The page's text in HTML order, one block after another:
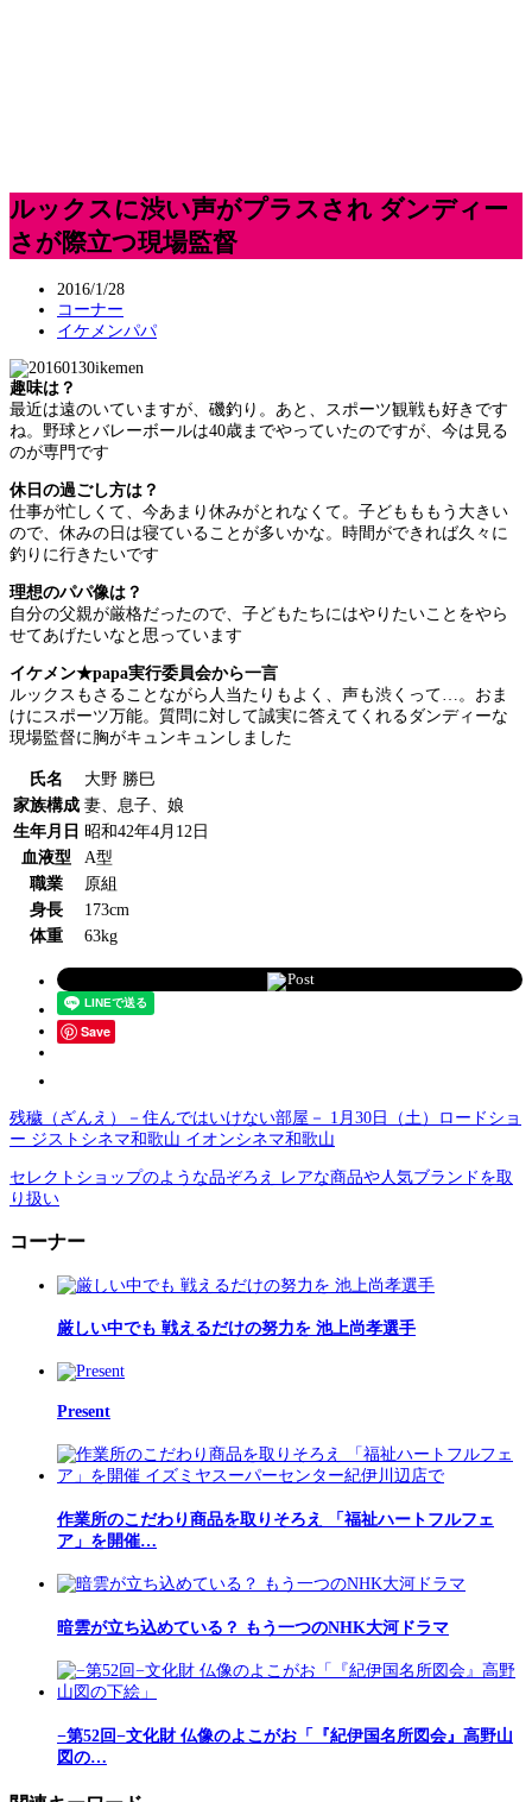
ルックスに渋い声がプラスされ ダンディー
さが際立つ現場監督
2016/1/28
コーナー
イケメンパパ
趣味は？
最近は遠のいていますが、磯釣り。あと、スポーツ観戦も好きです
ね。野球とバレーボールは40歳までやっていたのですが、今は見る
のが専門です
休日の過ごし方は？
仕事が忙しくて、今あまり休みがとれなくて。子どもももう大きい
ので、休みの日は寝ていることが多いかな。時間ができれば久々に
釣りに行きたいです
理想のパパ像は？
自分の父親が厳格だったので、子どもたちにはやりたいことをやら
せてあげたいなと思っています
イケメン★papa実行委員会から一言
ルックスもさることながら人当たりもよく、声も渋くって…。おま
けにスポーツ万能。質問に対して誠実に答えてくれるダンディーな
現場監督に胸がキュンキュンしました
氏名
大野 勝巳
家族構成 妻、息子、娘
生年月日 昭和42年4月12日
血液型
A型
職業
原組
身長
173cm
体重
63kg
Post
Save
残穢（ざんえ）－住んではいけない部屋－ 1月30日（土）ロードショ
ー ジストシネマ和歌山 イオンシネマ和歌山
セレクトショップのような品ぞろえ レアな商品や人気ブランドを取
り扱い
コーナー
厳しい中でも 戦えるだけの努力を 池上尚孝選手
Present
作業所のこだわり商品を取りそろえ 「福祉ハートフルフェ
ア」を開催…
暗雲が立ち込めている？ もう一つのNHK大河ドラマ
−第52回−文化財 仏像のよこがお「『紀伊国名所図会』高野山
図の…